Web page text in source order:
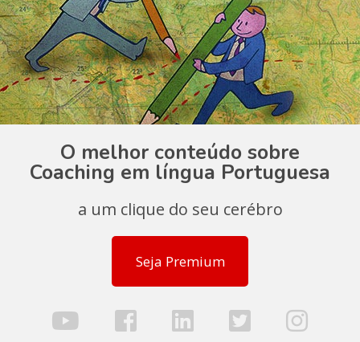
O melhor conteúdo sobre
Coaching em língua Portuguesa
a um clique do seu cerébro
Seja Premium